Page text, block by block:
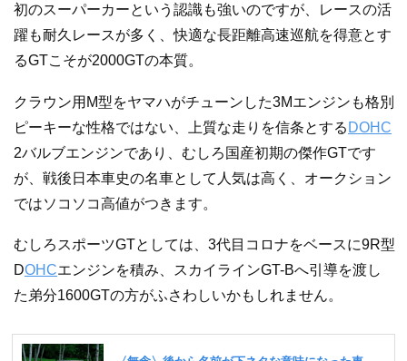
初のスーパーカーという認識も強いのですが、レースの活
躍も耐久レースが多く、快適な長距離高速巡航を得意とす
るGTこそが2000GTの本質。
クラウン用M型をヤマハがチューンした3Mエンジンも格別
ピーキーな性格ではない、上質な走りを信条とする DOHC
2バルブエンジンであり、むしろ国産初期の傑作GTです
が、戦後日本車史の名車として人気は高く、オークション
ではソコソコ高値がつきます。
むしろスポーツGTとしては、3代目コロナをベースに9R型
DOHCエンジンを積み、スカイラインGT-Bへ引導を渡し
た弟分1600GTの方がふさわしいかもしれません。